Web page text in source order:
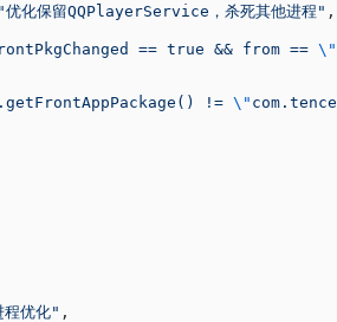
"优化保留QQPlayerService，杀死其他进程" ,
== true && from == \"
!=
\"
程优化" ,